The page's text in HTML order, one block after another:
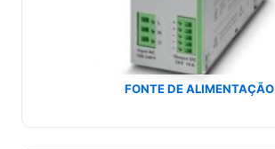
FONTE DE ALIMENTAÇÃO